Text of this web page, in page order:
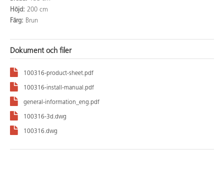
Höjd: 200 cm
Färg: Brun
Dokument och filer
100316-product-sheet.pdf
100316-install-manual.pdf
general-information_eng.pdf
100316-3d.dwg
100316.dwg